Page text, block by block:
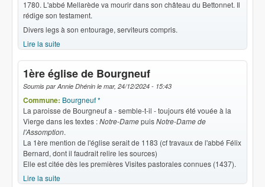
1780. L'abbé Mellarède va mourir dans son château du Bettonnet. Il
rédige son testament.
Divers legs à son entourage, serviteurs compris.
Lire la suite
1ère église de Bourgneuf
Soumis parAnnie Dhénin le mar, 24/12/2024 - 15:43
Commune: Bourgneuf *
La paroisse de Bourgneuf a - semble-t-il - toujours été vouée à la
Vierge dans les textes :Notre-DamepuisNotre-Dame de
l'Assomption.
La 1ère mention de l'église serait de 1183 (cf travaux de l'abbé Félix
Bernard, dont il faudrait relire les sources)
Elle est citée dès les premières Visites pastorales connues (1437).
Lire la suite